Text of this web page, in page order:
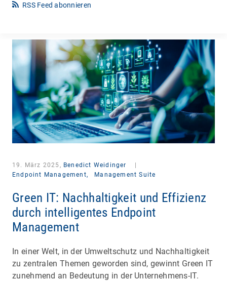
RSS Feed abonnieren
19. März 2025, Benedict Weidinger
Endpoint Management,
Management Suite
Green IT: Nachhaltigkeit und Effizienz
durch intelligentes Endpoint
Management
In einer Welt, in der Umweltschutz und Nachhaltigkeit
zu zentralen Themen geworden sind, gewinnt Green IT
zunehmend an Bedeutung in der Unternehmens-IT.